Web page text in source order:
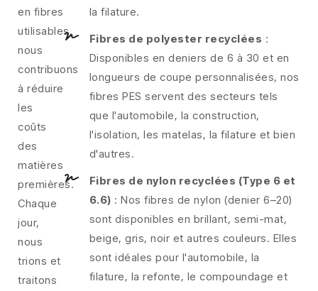
en fibres
utilisables,
nous
contribuons
à réduire
les
coûts
des
matières
premières.
Chaque
jour,
nous
trions et
traitons
la filature.
Fibres de polyester recyclées :
Disponibles en deniers de 6 à 30 et en
longueurs de coupe personnalisées, nos
fibres PES servent des secteurs tels
que l'automobile, la construction,
l'isolation, les matelas, la filature et bien
d'autres.
Fibres de nylon recyclées (Type 6 et
6.6) : Nos fibres de nylon (denier 6–20)
sont disponibles en brillant, semi-mat,
beige, gris, noir et autres couleurs. Elles
sont idéales pour l'automobile, la
filature, la refonte, le compoundage et